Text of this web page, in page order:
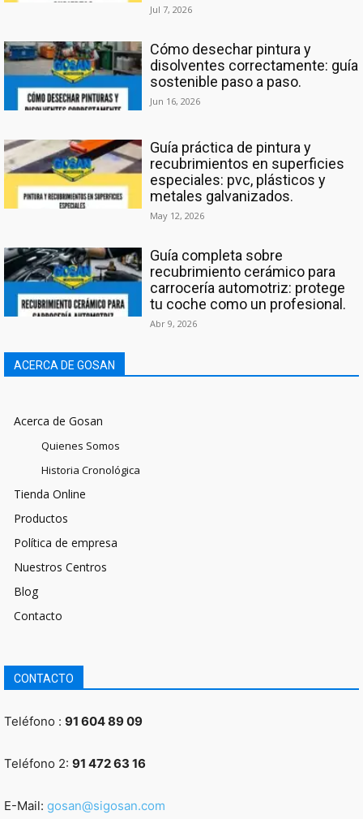
Jul 7, 2026
Cómo desechar pintura y
disolventes correctamente: guía
sostenible paso a paso.
Jun 16, 2026
Guía práctica de pintura y
recubrimientos en superficies
especiales: pvc, plásticos y
metales galvanizados.
May 12, 2026
Guía completa sobre
recubrimiento cerámico para
carrocería automotriz: protege
tu coche como un profesional.
Abr 9, 2026
ACERCA DE GOSAN
Acerca de Gosan
Quienes Somos
Historia Cronológica
Tienda Online
Productos
Política de empresa
Nuestros Centros
Blog
Contacto
CONTACTO
Teléfono : 91 604 89 09
Teléfono 2: 91 472 63 16
E-Mail: gosan@sigosan.com